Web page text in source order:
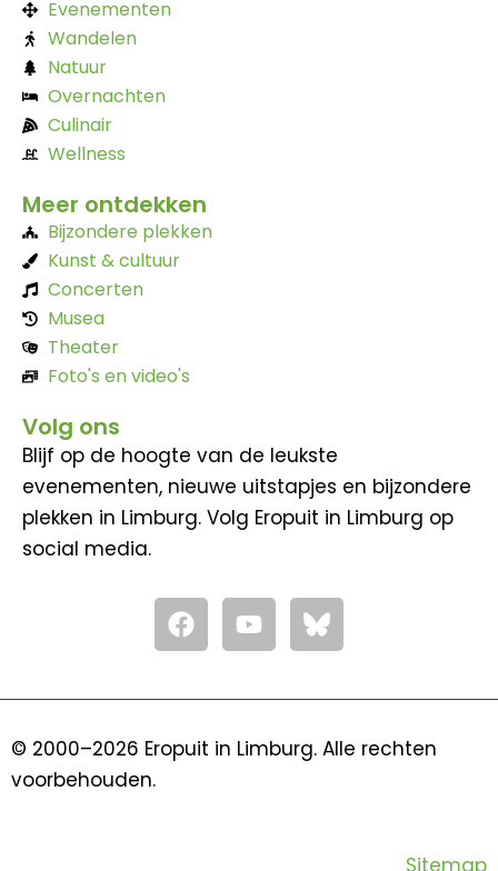
Evenementen
Wandelen
Natuur
Overnachten
Culinair
Wellness
Meer ontdekken
Bijzondere plekken
Kunst & cultuur
Concerten
Musea
Theater
Foto's en video's
Volg ons
Blijf op de hoogte van de leukste
evenementen, nieuwe uitstapjes en bijzondere
plekken in Limburg. Volg Eropuit in Limburg op
social media.
F
a
c
o
Y
o
u
b
© 2000–2026 Eropuit in Limburg. Alle rechten
voorbehouden.